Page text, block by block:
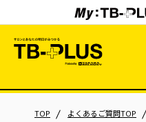
TOP よくあるご質問TOP